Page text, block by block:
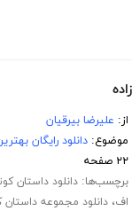
از: علیرضا بیرقیان
موضوع:دانلود رایگان
۲۲ صفحه
برچسب‌ها:دانلود داستان
اف،دانلود مجموعه داستان